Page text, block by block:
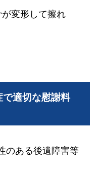
変形して擦れ
適切な慰謝料
のある後遺障害等